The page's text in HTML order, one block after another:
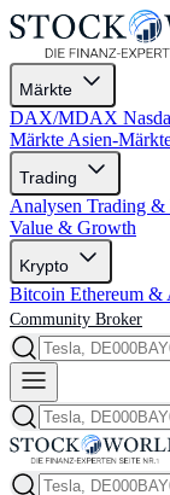
Märkte
DAX/MDAX
Märkte Asien-
Trading
Analysen Trading &
Value & Growth
Krypto
Bitcoin Ethereum &
Community Broker